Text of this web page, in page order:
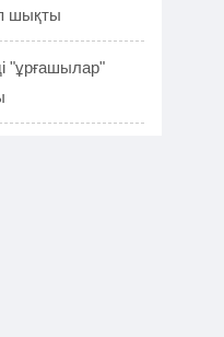
шықты
"ұрғашылар"